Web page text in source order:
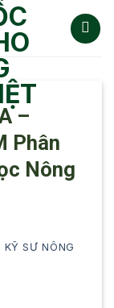
–
Phân
Nông
KỸ SƯ NÔNG